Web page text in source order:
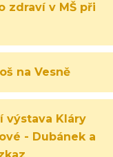
zdraví v MŠ při
na Vesně
výstava Kláry
- Dubánek a